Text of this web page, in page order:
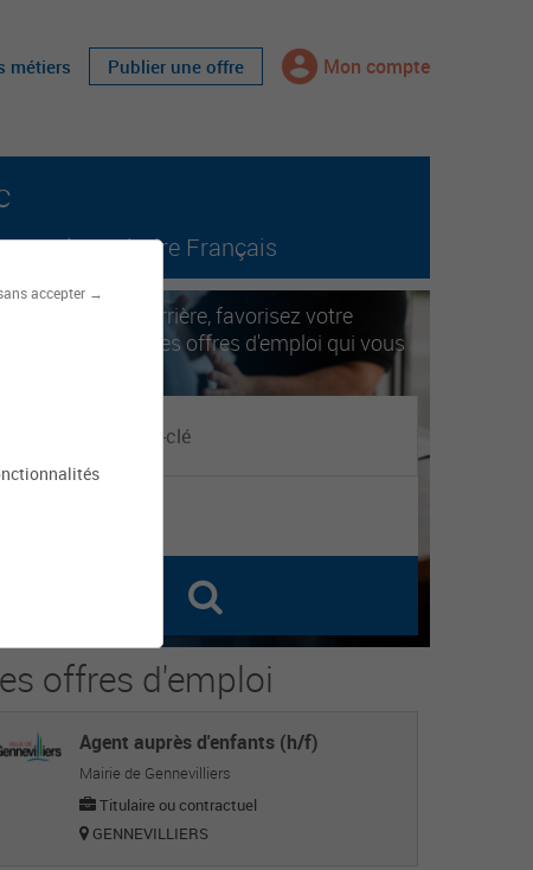
accepter →
métiers Publier une offre Mon compte
tout le territoire Français
Accélérez votre carrière, favorisez votre
mobilité. Trouvez les offres d'emploi qui vous
offres d'emploi
Agent auprès d'enfants (h/f)
Mairie de Gennevilliers
Titulaire ou contractuel
GENNEVILLIERS